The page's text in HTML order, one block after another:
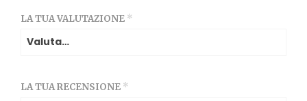
LA TUA VALUTAZIONE *
LA TUA RECENSIONE *